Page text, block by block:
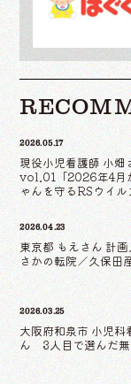
2026.05.17
現役小児看護師 小畑
vol.01「2026年4月
ゃんを守るRSウイル
2026.04.23
東京都 もえさん 計
さかの転院／久保田
2026.03.25
大阪府和泉市 小児科
ん 3人目で選んだ無